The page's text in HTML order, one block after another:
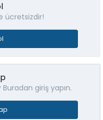
ücretsizdir!
Buradan giriş yapın.